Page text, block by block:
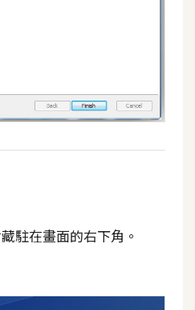
駐在畫面的右下角。